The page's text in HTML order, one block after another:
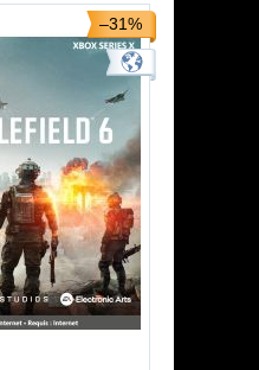
–31%